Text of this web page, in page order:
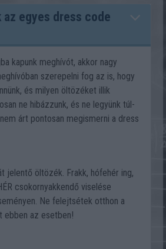
egyes dress code
kapunk meghívót, akkor nagy
szerepelni fog az is, hogy
és milyen öltözéket illik
ne hibázzunk, és ne legyünk túl-
árt pontosan megismerni a dress
jelentő öltözék. Frakk, hófehér ing,
csokornyakkendő viselése
Ne felejtsétek otthon a
ebben az esetben!